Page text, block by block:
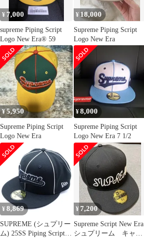
¥ 7,000
supreme Piping Script
Logo New Era® 59
¥ 18,000
Supreme Piping Script
Logo New Era
¥5,950
Supreme Piping Script
Logo New Era
¥8,000
Supreme Piping Script
Logo New Era 7 1/2
¥ 8,869
SUPREME (シュプリー
ム) 25SS Piping Script
¥7,200
Supreme Script New Era
シュプリーム キャッ